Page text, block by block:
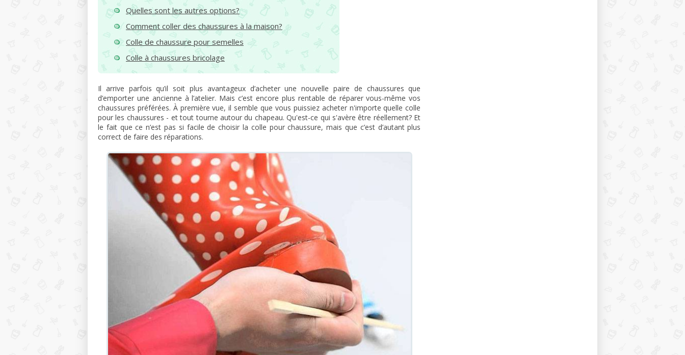
Quelles sont les autres options?
Comment coller des chaussures à la maison?
Colle de chaussure pour semelles
Colle à chaussures bricolage
Il arrive parfois qu’il soit plus avantageux d’acheter une nouvelle paire de chaussures que
d’emporter une ancienne à l’atelier. Mais c’est encore plus rentable de réparer vous-même vos
chaussures préférées. À première vue, il semble que vous puissiez acheter n'importe quelle colle
pour les chaussures - et tout tourne autour du chapeau. Qu'est-ce qui s'avère être réellement? Et
le fait que ce n’est pas si facile de choisir la colle pour chaussure, mais que c’est d’autant plus
correct de faire des réparations.